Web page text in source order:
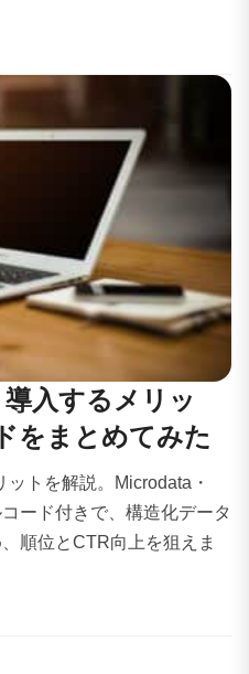
入するメリッ
をまとめてみた
トを解説。Microdata・
ード付きで、構造化データ
順位とCTR向上を狙えま